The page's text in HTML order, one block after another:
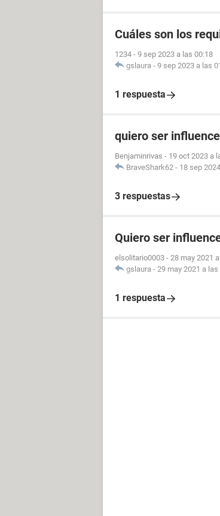
Cuáles son los
1234 - 9 sep 2023 a las 00:18
gslaura - 9 sep 2023 a las
1 respuesta
quiero ser
Benjaminrivas - 19 oct 2023 a
BraveShark62 - 18 sep
3 respuestas
Quiero ser
elsolitario0003 - 28 may 2021
gslaura - 29 may 2021 a las
1 respuesta